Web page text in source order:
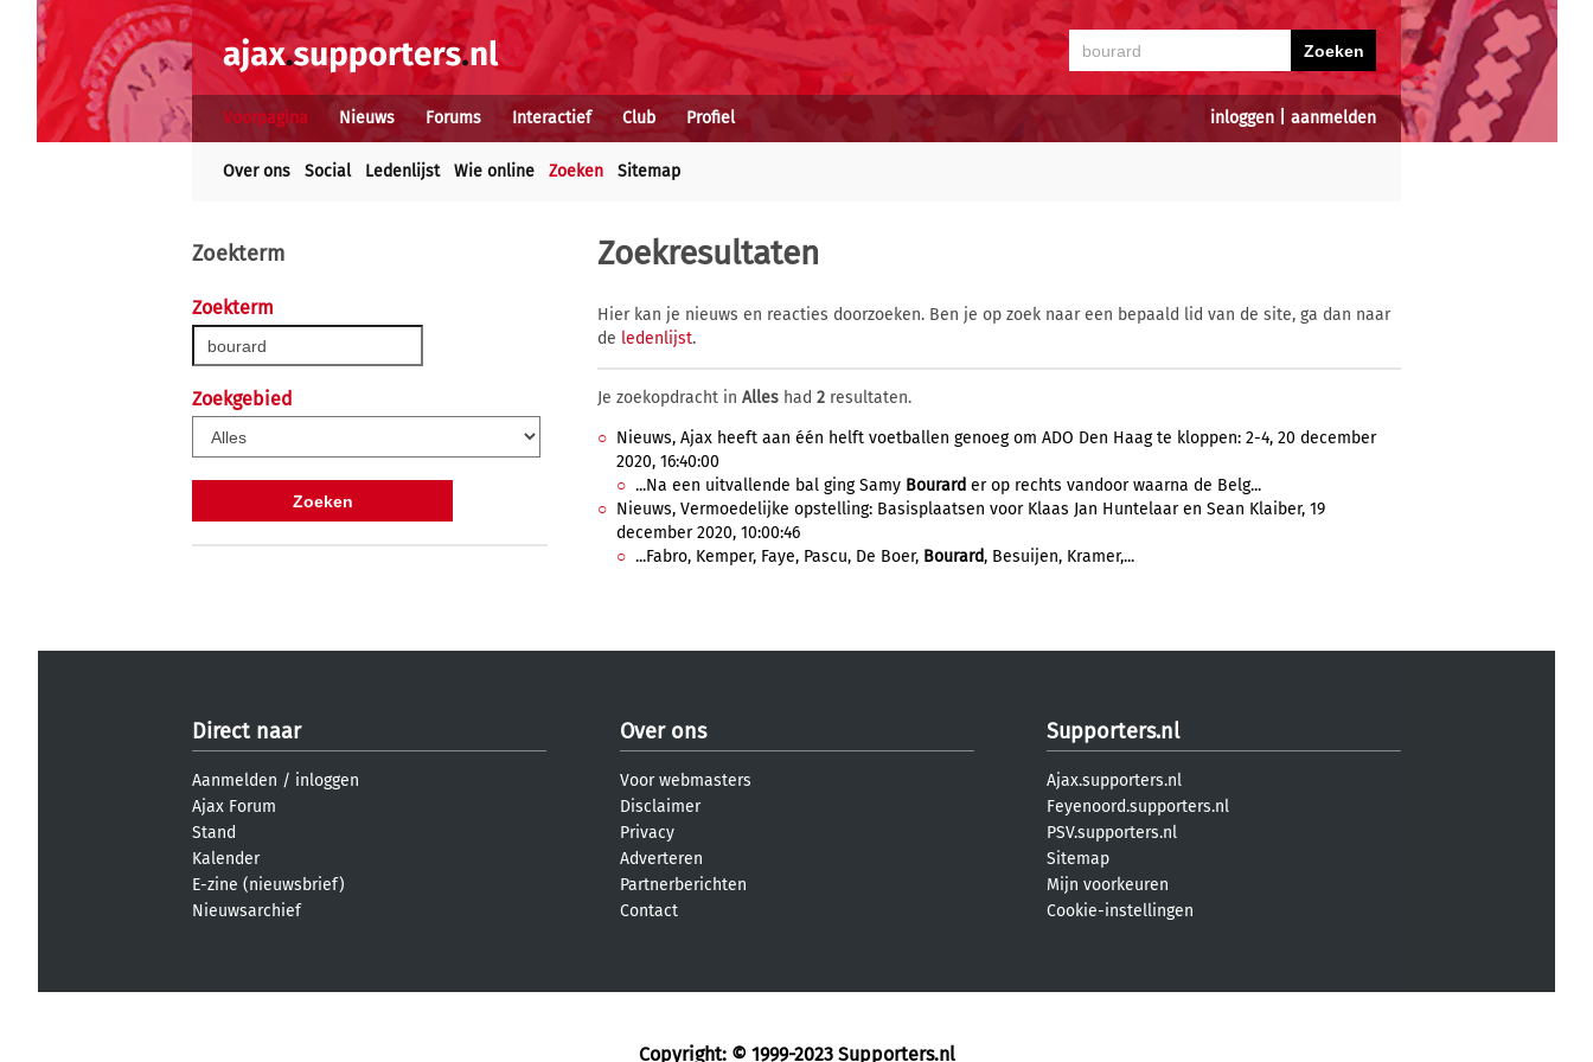
inloggen aanmelden
Voorpagina Nieuws Forums Interactief Club Profiel
Over ons Social Ledenlijst Wie online Zoeken Sitemap
Zoekterm
Zoekterm
Zoekgebied
Zoekresultaten
Hier kan je nieuws en reacties doorzoeken. Ben je op zoek naar een bepaald lid van de site, ga dan naar
de ledenlijst.
Je zoekopdracht in Alles had 2 resultaten.
Nieuws, Ajax heeft aan één helft voetballen genoeg om ADO Den Haag te kloppen: 2-4, 20 december
2020, 16:40:00
...Na een uitvallende bal ging Samy Bourard er op rechts vandoor waarna de Belg...
Nieuws, Vermoedelijke opstelling: Basisplaatsen voor Klaas Jan Huntelaar en Sean Klaiber, 19
december 2020, 10:00:46
...Fabro, Kemper, Faye, Pascu, De Boer, Bourard, Besuijen, Kramer,...
Direct naar
Aanmelden / inloggen
Ajax Forum
Stand
Kalender
E-zine (nieuwsbrief)
Nieuwsarchief
Over ons
Voor webmasters
Disclaimer
Privacy
Adverteren
Partnerberichten
Contact
Supporters.nl
Ajax.supporters.nl
Feyenoord.supporters.nl
PSV.supporters.nl
Sitemap
Mijn voorkeuren
Cookie-instellingen
Copyright: © 1999-2023 Supporters.nl